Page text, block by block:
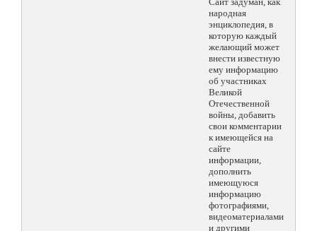
народная
энциклопедия, в
которую каждый
желающий может
внести известную
ему информацию
об участниках
Великой
Отечественной
войны, добавить
свои комментарии
к имеющейся на
сайте
информации,
дополнить
имеющуюся
информацию
фотографиями,
видеоматериалами
и другими